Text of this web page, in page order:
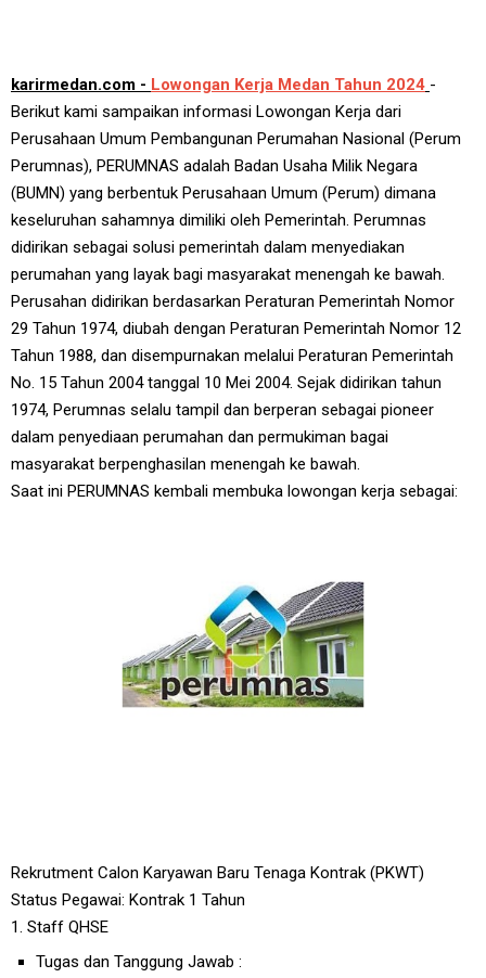
karirmedan.com - Lowongan Kerja Medan Tahun 2024 -
Berikut kami sampaikan informasi Lowongan Kerja dari
Perusahaan Umum Pembangunan Perumahan Nasional (Perum
Perumnas), PERUMNAS adalah Badan Usaha Milik Negara
(BUMN) yang berbentuk Perusahaan Umum (Perum) dimana
keseluruhan sahamnya dimiliki oleh Pemerintah. Perumnas
didirikan sebagai solusi pemerintah dalam menyediakan
perumahan yang layak bagi masyarakat menengah ke bawah.
Perusahan didirikan berdasarkan Peraturan Pemerintah Nomor
29 Tahun 1974, diubah dengan Peraturan Pemerintah Nomor 12
Tahun 1988, dan disempurnakan melalui Peraturan Pemerintah
No. 15 Tahun 2004 tanggal 10 Mei 2004. Sejak didirikan tahun
1974, Perumnas selalu tampil dan berperan sebagai pioneer
dalam penyediaan perumahan dan permukiman bagai
masyarakat berpenghasilan menengah ke bawah.
Saat ini PERUMNAS kembali membuka lowongan kerja sebagai:
Rekrutment Calon Karyawan Baru Tenaga Kontrak (PKWT)
Status Pegawai: Kontrak 1 Tahun
1. Staff QHSE
Tugas dan Tanggung Jawab :